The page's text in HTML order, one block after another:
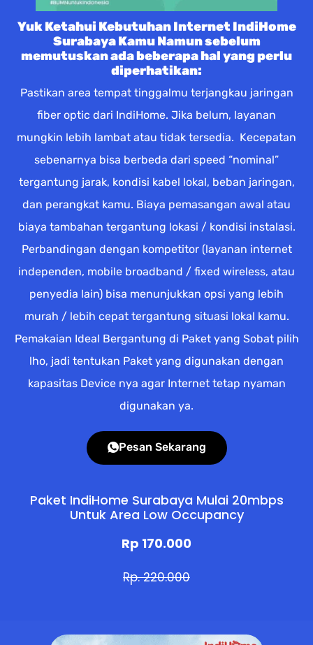
Yuk Ketahui Kebutuhan Internet IndiHome
Surabaya Kamu Namun sebelum
memutuskan ada beberapa hal yang perlu
diperhatikan:
Pastikan area tempat tinggalmu terjangkau jaringan
fiber optic dari IndiHome. Jika belum, layanan
mungkin lebih lambat atau tidak tersedia. Kecepatan
sebenarnya bisa berbeda dari speed “nominal”
tergantung jarak, kondisi kabel lokal, beban jaringan,
dan perangkat kamu. Biaya pemasangan awal atau
biaya tambahan tergantung lokasi / kondisi instalasi.
Perbandingan dengan kompetitor (layanan internet
independen, mobile broadband / fixed wireless, atau
penyedia lain) bisa menunjukkan opsi yang lebih
murah / lebih cepat tergantung situasi lokal kamu.
Pemakaian Ideal Bergantung di Paket yang Sobat pilih
lho, jadi tentukan Paket yang digunakan dengan
kapasitas Device nya agar Internet tetap nyaman
digunakan ya.
Pesan Sekarang
Paket IndiHome Surabaya Mulai 20mbps
Untuk Area Low Occupancy
Rp 170.000
Rp. 220.000